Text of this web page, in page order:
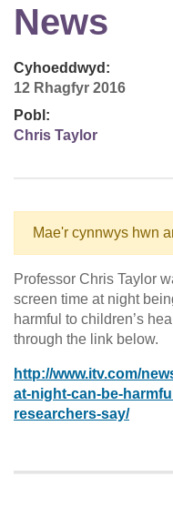
News
Cyhoeddwyd:
12 Rhagfyr 2016
Pobl:
Chris Taylor
Mae'r cynnwys hwn
Professor Chris Taylor
screen time at night
harmful to children’s
through the link below.
http://www.itv.com/
at-night-can-be-
researchers-say/